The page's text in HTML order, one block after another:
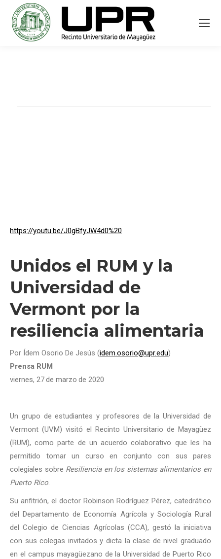
https://youtu.be/J0gBfyJW4d0%20
Unidos el RUM y la
Universidad de
Vermont por la
resiliencia alimentaria
Por Ídem Osorio De Jesús (idem.osorio@upr.edu)
Prensa RUM
viernes, 27de marzo de 2020
Un grupo de estudiantes y profesores de la Universidad de
Vermont (UVM) visitó el Recinto Universitario de Mayagüez
(RUM), como parte de un acuerdo colaborativo que les ha
permitido tomar un curso en conjunto con sus pares
colegiales sobre Resiliencia en los sistemas alimentarios en
Puerto Rico
Su anfitrión, el doctor Robinson Rodríguez Pérez, catedrático
del Departamento de Economía Agrícola y Sociología Rural
del Colegio de Ciencias Agrícolas (CCA), gestó la iniciativa
con sus colegas invitados y dicta la clase de nivel graduado
en el campus mayagüezano de la Universidad de Puerto Rico